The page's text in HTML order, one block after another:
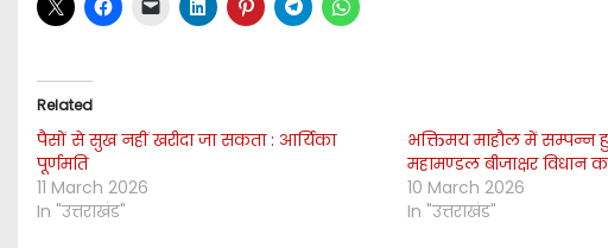
Related
पैसों से सुख नहीं खरीदा जा सकता : आर्यिका
पूर्णमति
11 March 2026
In "उत्तराखंड"
भक्तिमय माहौल में सम्पन्न
महामण्डल बीजाक्षर विधान
10 March 2026
In "उत्तराखंड"